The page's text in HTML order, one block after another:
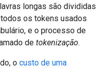
longas são divididas
os tokens usados
e o processo de
de tokenização.
o custo de uma